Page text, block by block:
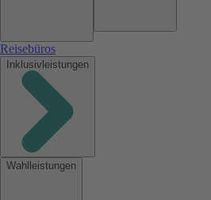
Reisebüros
Inklusivleistungen
Wahlleistungen